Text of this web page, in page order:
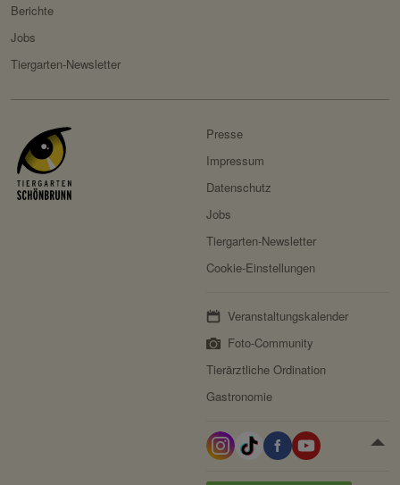
Berichte
Jobs
Tiergarten-Newsletter
Presse
Impressum
Datenschutz
Jobs
Tiergarten-Newsletter
Cookie-Einstellungen
Veranstaltungskalender
Foto-Community
Tierärztliche Ordination
Gastronomie